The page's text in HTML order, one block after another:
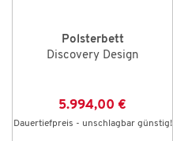
Polsterbett
Discovery Design
5.994,00 €
Dauertiefpreis - unschlagbar günstig!